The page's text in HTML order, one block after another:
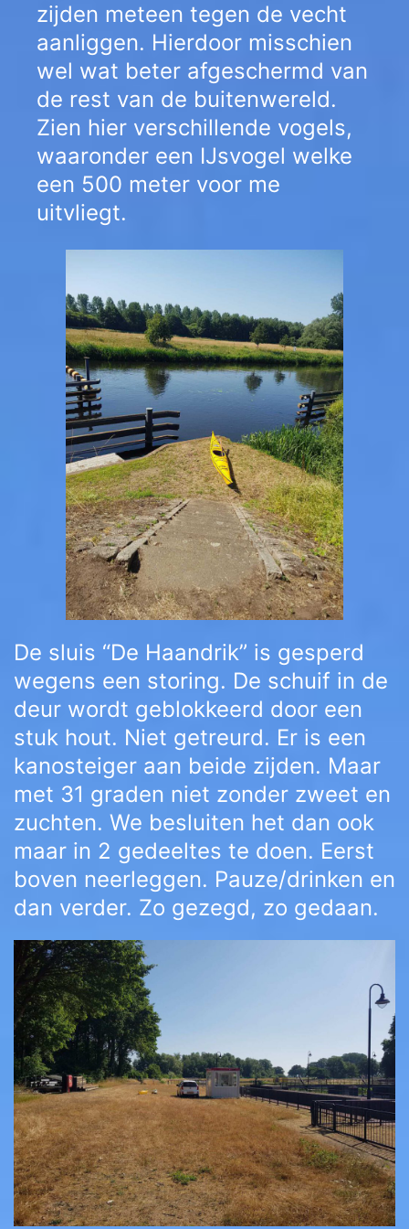
zijden meteen tegen de vecht
aanliggen. Hierdoor misschien
wel wat beter afgeschermd van
de rest van de buitenwereld.
Zien hier verschillende vogels,
waaronder een IJsvogel welke
een 500 meter voor me
uitvliegt.
De sluis “De Haandrik” is gesperd
wegens een storing. De schuif in de
deur wordt geblokkeerd door een
stuk hout. Niet getreurd. Er is een
kanosteiger aan beide zijden. Maar
met 31 graden niet zonder zweet en
zuchten. We besluiten het dan ook
maar in 2 gedeeltes te doen. Eerst
boven neerleggen. Pauze/drinken en
dan verder. Zo gezegd, zo gedaan.